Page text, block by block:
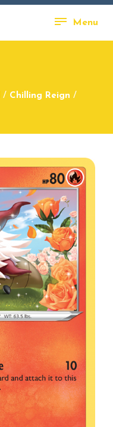
Menu
/ Chilling Reign /